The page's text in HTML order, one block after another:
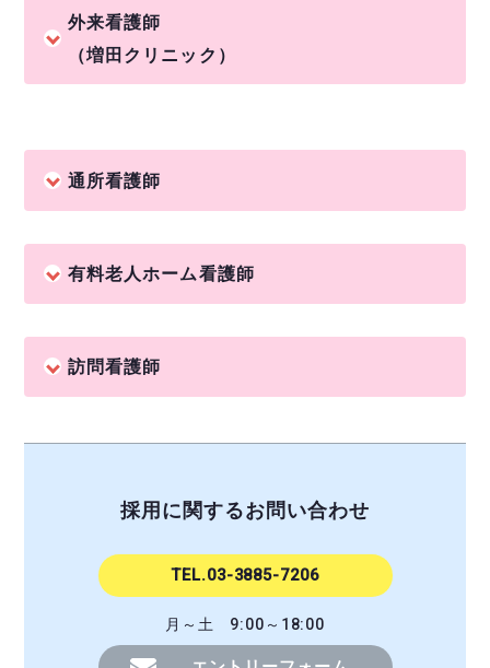
外来看護師
（増田クリニック）
通所看護師
有料老人ホーム看護師
訪問看護師
採用に関するお問い合わせ
TEL.03-3885-7206
月～土 9:00～18:00